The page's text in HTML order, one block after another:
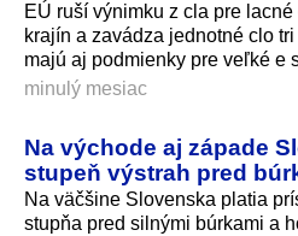
EÚ ruší výnimku z cla pre
krajín a zavádza jednotné clo
majú aj podmienky pre veľké e
minulý mesiac
Na východe aj západe
stupeň výstrah pred
Na väčšine Slovenska platia
stupňa pred silnými búrkami a